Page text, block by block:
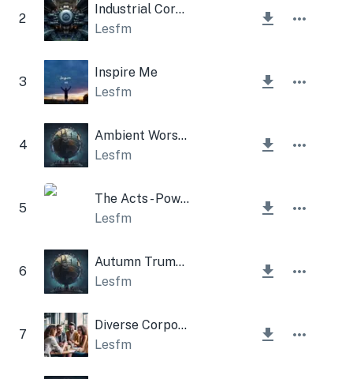
2
Industrial Corporate
Lesfm
3
Inspire Me
Lesfm
4
Ambient Worship
Lesfm
5
The Acts - Power Pop Guitar
Lesfm
6
Autumn Trumpet Background Corporate
Lesfm
7
Diverse Corporate Electric Guitar
Lesfm